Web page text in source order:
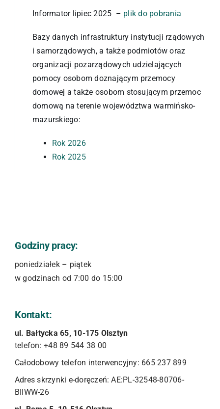
Programy
Profilaktyka
Bazy danych
Informator lipiec 2025 – plik do pobrania
Bazy danych infrastruktury instytucji rządowych
i samorządowych, a także podmiotów oraz
organizacji pozarządowych udzielających
pomocy osobom doznającym przemocy
domowej a także osobom stosującym przemoc
domową na terenie województwa warmińsko-
mazurskiego:
Rok 2026
Rok 2025
Godziny pracy:
poniedziałek – piątek
w godzinach od 7:00 do 15:00
Kontakt:
ul. Bałtycka 65, 10-175 Olsztyn
telefon: +48 89 544 38 00
Całodobowy telefon interwencyjny: 665 237 899
Adres skrzynki e-doręczeń: AE:PL-32548-80706-
BIIWW-26